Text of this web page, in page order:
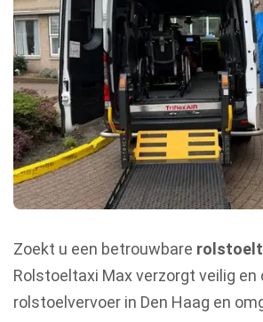
Zoekt u een betrouwbare
Rolstoeltaxi Max verzorgt veilig
rolstoelvervoer in Den Haag en